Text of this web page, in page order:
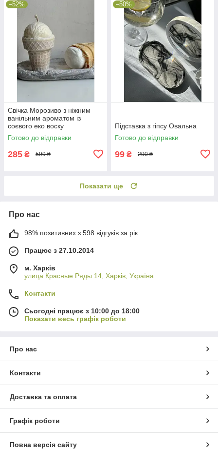
–52%
Свічка Морозиво з ніжним
ванільним ароматом із
соєвого еко воску
Готово до відправки
285 ₴ 599 ₴
–50%
Підставка з гіпсу Овальна
Готово до відправки
99 ₴ 200 ₴
Показати ще
Про нас
98% позитивних з 598 відгуків за рік
Працює з 27.10.2014
м. Харків
улица Красные Ряды 14, Харків, Україна
Контакти
Сьогодні працює з 10:00 до 18:00
Показати весь графік роботи
Про нас
Контакти
Доставка та оплата
Графік роботи
Повна версія сайту